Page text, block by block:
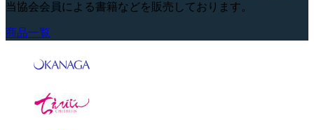
当協会会員による書籍などを販売しております。
商品一覧